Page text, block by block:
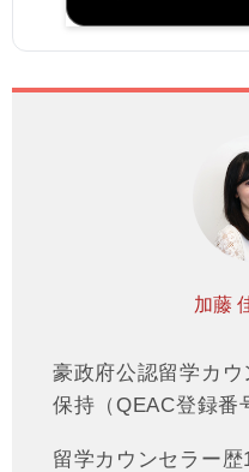
加藤
豪政府公認留学カ
保持（QEAC登録番
留学カウンセラー